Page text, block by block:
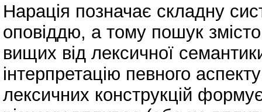
Нарація позначає складну
оповіддю, а тому пошук
вищих від лексичної
інтерпретацію певного
лексичних конструкцій